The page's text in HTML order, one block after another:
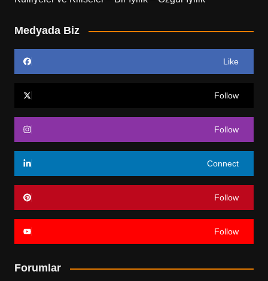
Medyada Biz
Like
Follow
Follow
Connect
Follow
Follow
Forumlar